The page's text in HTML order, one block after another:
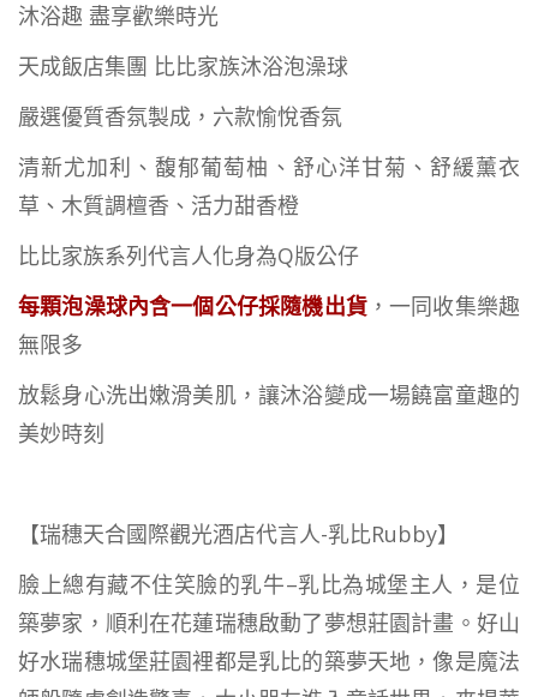
沐浴趣 盡享歡樂時光
天成飯店集團 比比家族沐浴泡澡球
嚴選優質香氛製成，六款愉悅香氛
清新尤加利、馥郁葡萄柚、舒心洋甘菊、舒緩薰衣
草、木質調檀香、活力甜香橙
比比家族系列代言人化身為Q版公仔
每顆泡澡球內含一個公仔採隨機出貨，一同收集樂趣
無限多
放鬆身心洗出嫩滑美肌，讓沐浴變成一場饒富童趣的
美妙時刻
【瑞穗天合國際觀光酒店代言人-乳比Rubby】
臉上總有藏不住笑臉的乳牛–乳比為城堡主人，是位
築夢家，順利在花蓮瑞穗啟動了夢想莊園計畫。好山
好水瑞穗城堡莊園裡都是乳比的築夢天地，像是魔法